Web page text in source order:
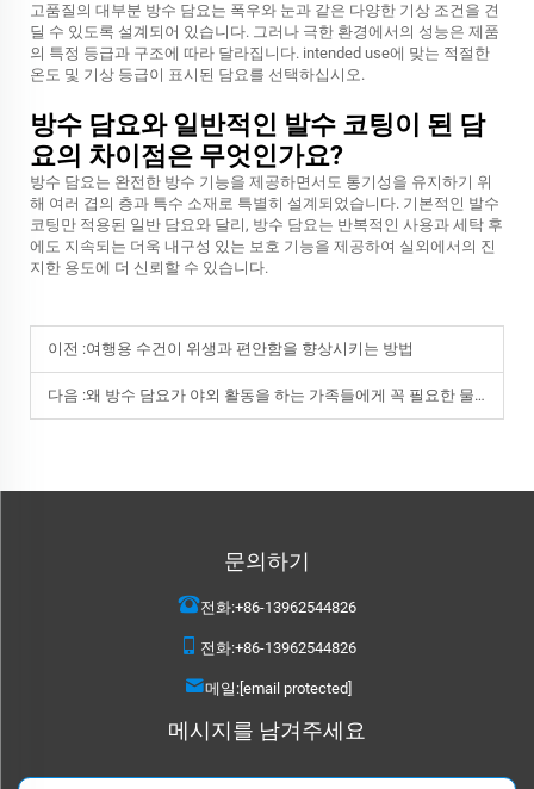
고품질의 대부분 방수 담요는 폭우와 눈과 같은 다양한 기상 조건을 견
딜 수 있도록 설계되어 있습니다. 그러나 극한 환경에서의 성능은 제품
의 특정 등급과 구조에 따라 달라집니다. intended use에 맞는 적절한
온도 및 기상 등급이 표시된 담요를 선택하십시오.
방수 담요와 일반적인 발수 코팅이 된 담
요의 차이점은 무엇인가요?
방수 담요는 완전한 방수 기능을 제공하면서도 통기성을 유지하기 위
해 여러 겹의 층과 특수 소재로 특별히 설계되었습니다. 기본적인 발수
코팅만 적용된 일반 담요와 달리, 방수 담요는 반복적인 사용과 세탁 후
에도 지속되는 더욱 내구성 있는 보호 기능을 제공하여 실외에서의 진
지한 용도에 더 신뢰할 수 있습니다.
이전 :여행용 수건이 위생과 편안함을 향상시키는 방법
다음 :왜 방수 담요가 야외 활동을 하는 가족들에게 꼭 필요한 물건일까요?
문의하기
전화:+86-13962544826
전화:+86-13962544826
메일:[email protected]
메시지를 남겨주세요